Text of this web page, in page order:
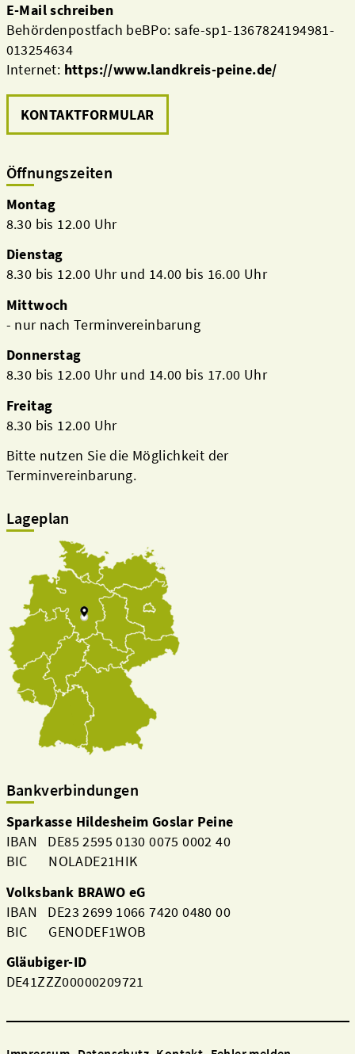
E-Mail schreiben
Behördenpostfach beBPo: safe-sp1-1367824194981-
013254634
Internet: https://www.landkreis-peine.de/
KONTAKTFORMULAR
Öffnungszeiten
Montag
8.30 bis 12.00 Uhr
Dienstag
8.30 bis 12.00 Uhr und 14.00 bis 16.00 Uhr
Mittwoch
- nur nach Terminvereinbarung
Donnerstag
8.30 bis 12.00 Uhr und 14.00 bis 17.00 Uhr
Freitag
8.30 bis 12.00 Uhr
Bitte nutzen Sie die Möglichkeit der
Terminvereinbarung.
Lageplan
Bankverbindungen
Sparkasse Hildesheim Goslar Peine
IBAN DE85 2595 0130 0075 0002 40
BIC NOLADE21HIK
Volksbank BRAWO eG
IBAN DE23 2699 1066 7420 0480 00
BIC GENODEF1WOB
Gläubiger-ID
DE41ZZZ00000209721